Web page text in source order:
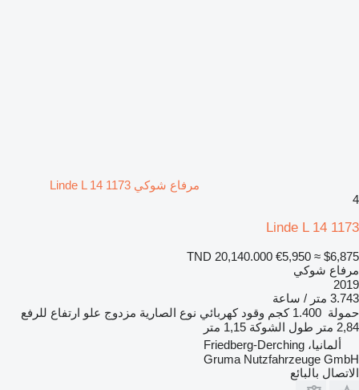
مرفاع شوكي Linde L 14 1173
4
Linde L 14 1173
TND 20,140.000 €5,950 ≈ $6,875
مرفاع شوكي
2019
3.743 متر / ساعة
حمولة 1.400 كجم وقود كهربائي نوع الصارية مزدوج علو ارتفاع للرفع
2,84 متر
طول الشوكة 1,15 متر
ألمانيا، Friedberg-Derching
Gruma Nutzfahrzeuge GmbH
الاتصال بالبائع